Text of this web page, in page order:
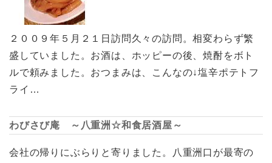
２００９年５月２１日訪問久々の訪問。相変わらず繁
盛していました。お酒は、ホッピーの後、焼酎をボト
ルで頼みました。おつまみは、こんなの↓塩辛ポテトフ
ライ…
わびさび庵 ～八重洲☆和食居酒屋～
会社の帰りにぶらりと寄りました。八重洲口が最寄の